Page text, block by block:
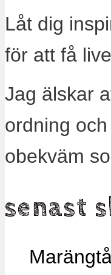
Låt dig
för att få
Jag älskar
ordning
obekväm
senast